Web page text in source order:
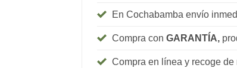
En Cochabamba envío
Compra con GARANTÍA,
Compra en línea y recoge de